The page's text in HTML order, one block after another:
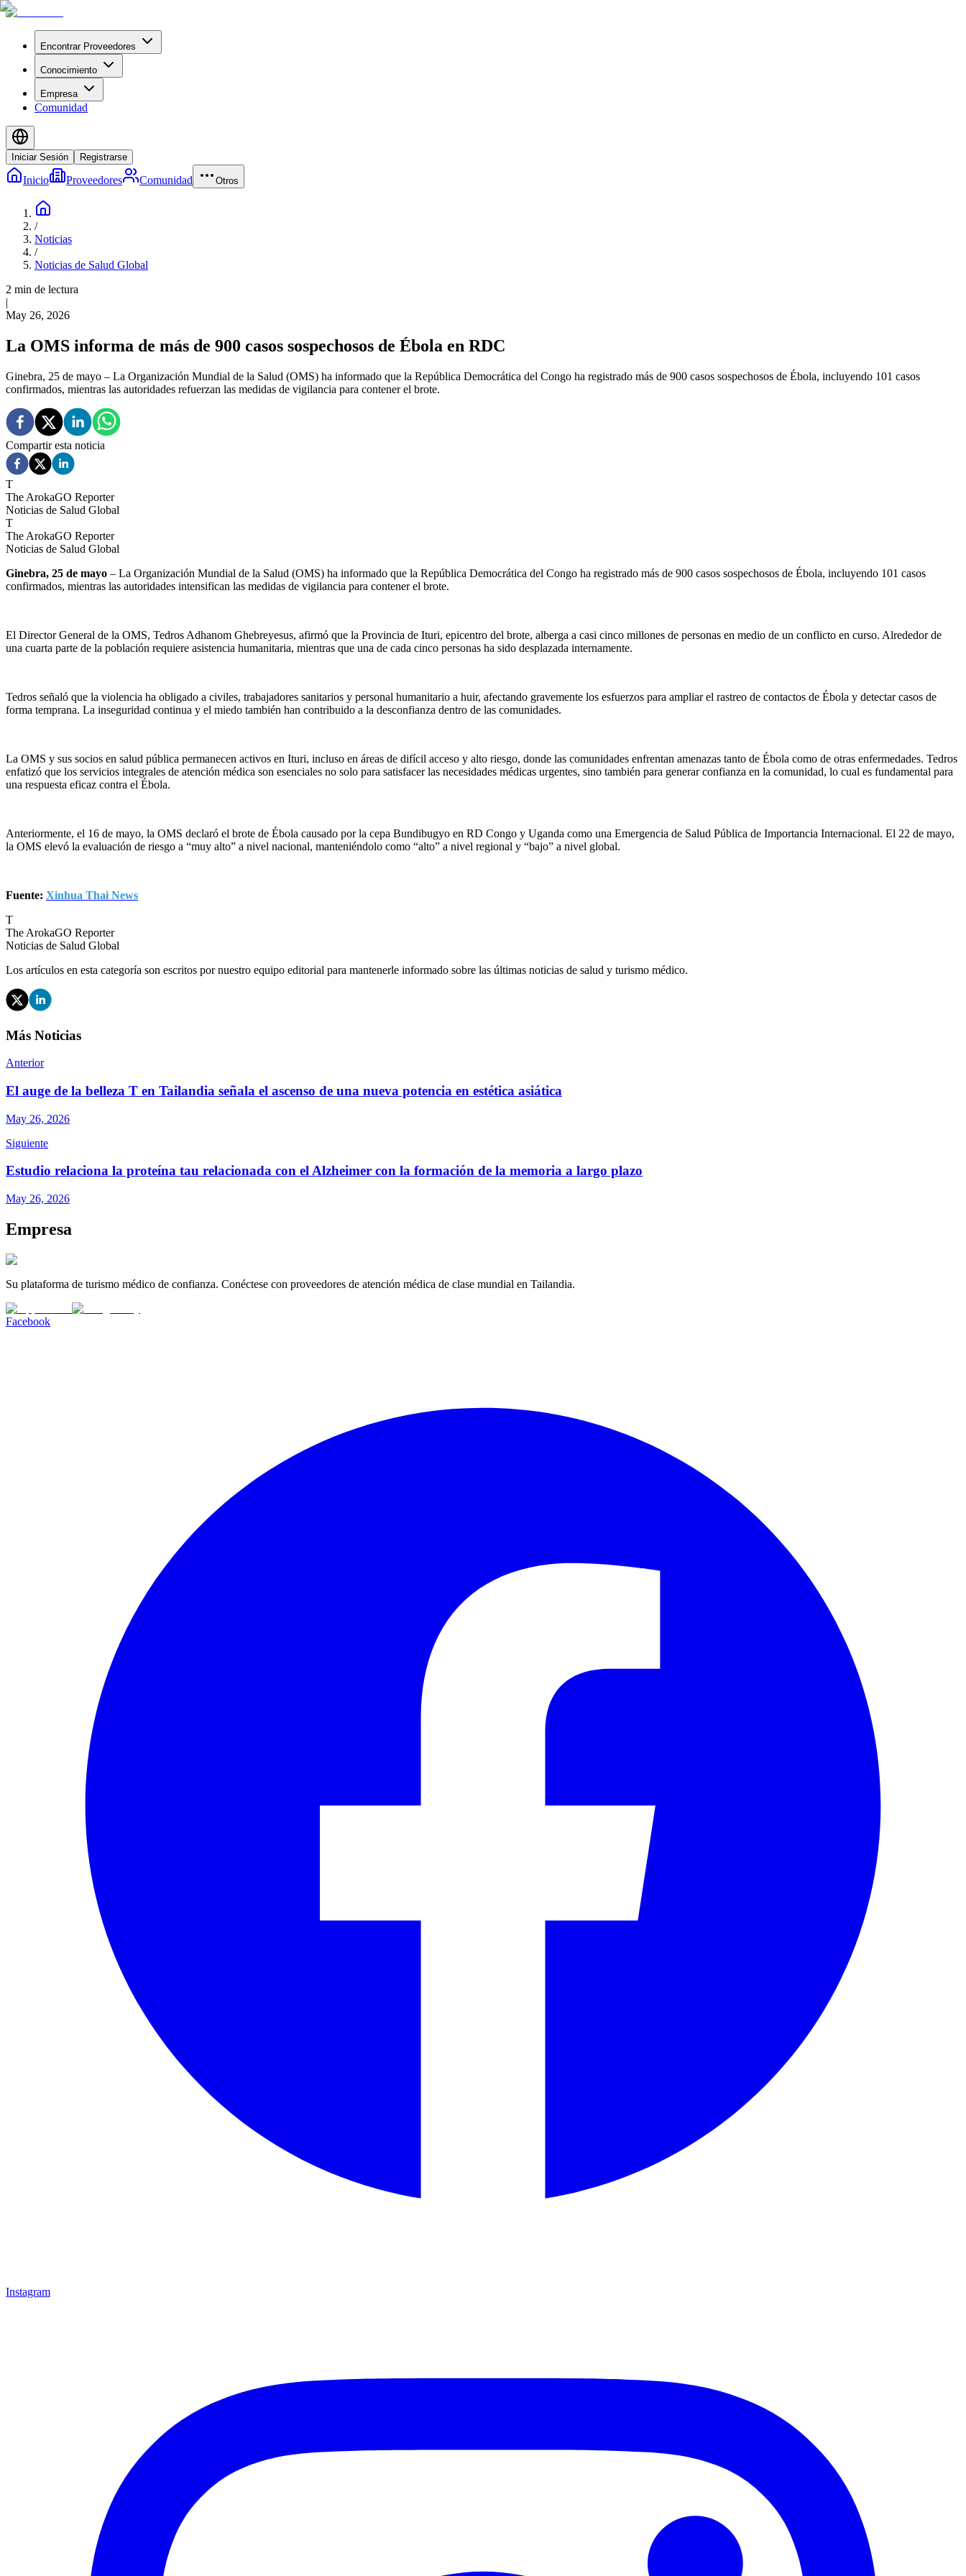
Encontrar Proveedores
Conocimiento
Empresa
Comunidad
Iniciar Sesión Registrarse
Inicio Proveedores Comunidad Otros
/
Noticias
/
Noticias de Salud Global
2 min de lectura
|
May 26, 2026
La OMS informa de más de 900 casos sospechosos de Ébola en RDC
Ginebra, 25 de mayo – La Organización Mundial de la Salud (OMS) ha informado que la República Democrática del Congo ha registrado más de 900 casos sospechosos de Ébola, incluyendo 101 casos
confirmados, mientras las autoridades refuerzan las medidas de vigilancia para contener el brote.
Compartir esta noticia
T
The ArokaGO Reporter
Noticias de Salud Global
T
The ArokaGO Reporter
Noticias de Salud Global
Ginebra, 25 de mayo – La Organización Mundial de la Salud (OMS) ha informado que la República Democrática del Congo ha registrado más de 900 casos sospechosos de Ébola, incluyendo 101 casos
confirmados, mientras las autoridades intensifican las medidas de vigilancia para contener el brote.
El Director General de la OMS, Tedros Adhanom Ghebreyesus, afirmó que la Provincia de Ituri, epicentro del brote, alberga a casi cinco millones de personas en medio de un conflicto en curso. Alrededor de
una cuarta parte de la población requiere asistencia humanitaria, mientras que una de cada cinco personas ha sido desplazada internamente.
Tedros señaló que la violencia ha obligado a civiles, trabajadores sanitarios y personal humanitario a huir, afectando gravemente los esfuerzos para ampliar el rastreo de contactos de Ébola y detectar casos de
forma temprana. La inseguridad continua y el miedo también han contribuido a la desconfianza dentro de las comunidades.
La OMS y sus socios en salud pública permanecen activos en Ituri, incluso en áreas de difícil acceso y alto riesgo, donde las comunidades enfrentan amenazas tanto de Ébola como de otras enfermedades. Tedros
enfatizó que los servicios integrales de atención médica son esenciales no solo para satisfacer las necesidades médicas urgentes, sino también para generar confianza en la comunidad, lo cual es fundamental para
una respuesta eficaz contra el Ébola.
Anteriormente, el 16 de mayo, la OMS declaró el brote de Ébola causado por la cepa Bundibugyo en RD Congo y Uganda como una Emergencia de Salud Pública de Importancia Internacional. El 22 de mayo,
la OMS elevó la evaluación de riesgo a “muy alto” a nivel nacional, manteniéndolo como “alto” a nivel regional y “bajo” a nivel global.
Fuente: Xinhua Thai News
T
The ArokaGO Reporter
Noticias de Salud Global
Los artículos en esta categoría son escritos por nuestro equipo editorial para mantenerle informado sobre las últimas noticias de salud y turismo médico.
Más Noticias
Anterior
El auge de la belleza T en Tailandia señala el ascenso de una nueva potencia en estética asiática
May 26, 2026
Siguiente
Estudio relaciona la proteína tau relacionada con el Alzheimer con la formación de la memoria a largo plazo
May 26, 2026
Empresa
Su plataforma de turismo médico de confianza. Conéctese con proveedores de atención médica de clase mundial en Tailandia.
Facebook
Instagram